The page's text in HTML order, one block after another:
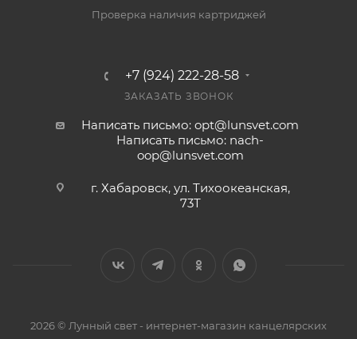
Проверка наличия картриджей
+7 (924) 222-28-58
ЗАКАЗАТЬ ЗВОНОК
Написать письмо: opt@lunsvet.com
Написать письмо: nach-
oop@lunsvet.com
г. Хабаровск, ул. Тихоокеанская,
73Т
2026 © Лунный свет - интернет-магазин канцелярских